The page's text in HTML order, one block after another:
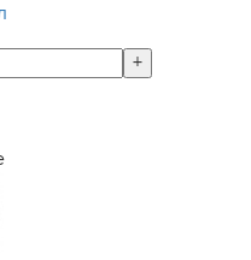
+